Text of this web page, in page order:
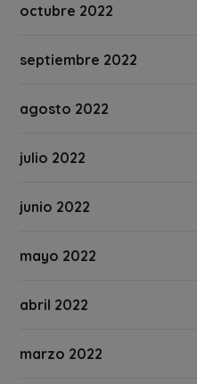
octubre 2022
septiembre 2022
agosto 2022
julio 2022
junio 2022
mayo 2022
abril 2022
marzo 2022